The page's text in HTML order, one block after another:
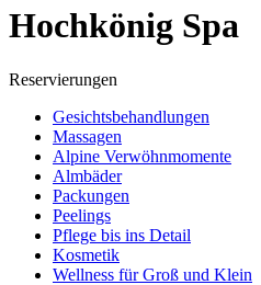
Hochkönig Spa
Reservierungen
Gesichtsbehandlungen
Massagen
Alpine Verwöhnmomente
Almbäder
Packungen
Peelings
Pflege bis ins Detail
Kosmetik
Wellness für Groß und Klein